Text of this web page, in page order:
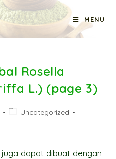
MENU
Rosella
L.) (page 3)
PostUncategorized
dapat dibuat dengan